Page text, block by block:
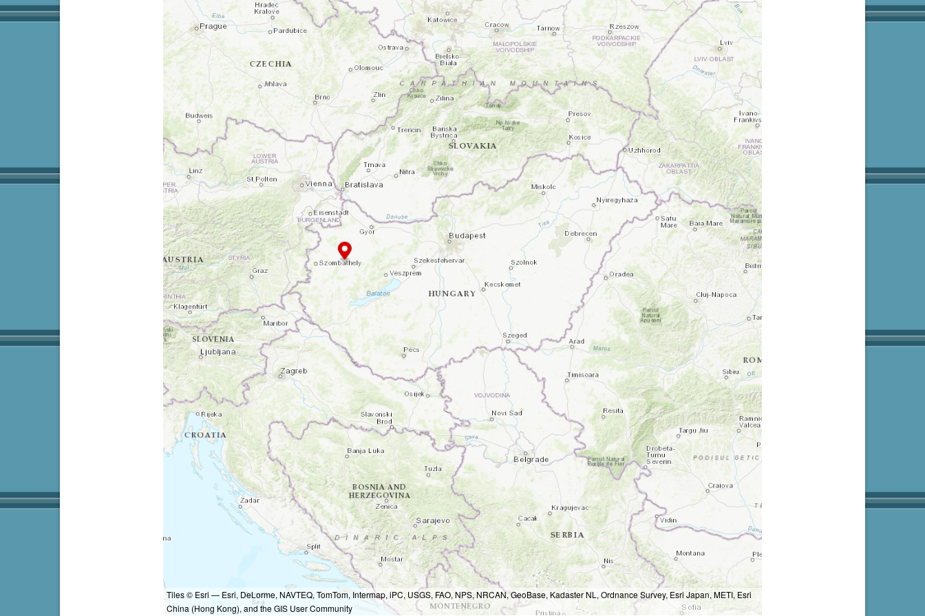
Tiles © Esri — Esri, DeLorme, NAVTEQ, TomTom, Intermap, iPC, USGS, FAO, NPS, NRCAN, GeoBase, Kadaster NL, Ordnance Survey, Esri Japan, METI, Esri
China (Hong Kong), and the GIS User Community